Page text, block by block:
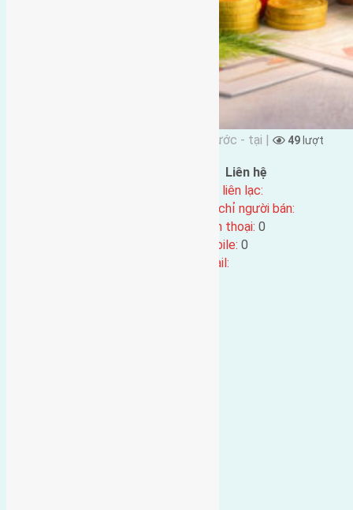
Đặng Đức Giảng đăng vào 11 tháng Trước - tại | 49 lượt
Liên hệ
Tên liên lạc:
Địa chỉ người bán:
Điện thoại: 0
Mobile: 0
Email: